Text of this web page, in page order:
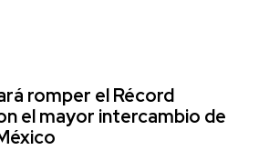
romper el Récord
el mayor intercambio de